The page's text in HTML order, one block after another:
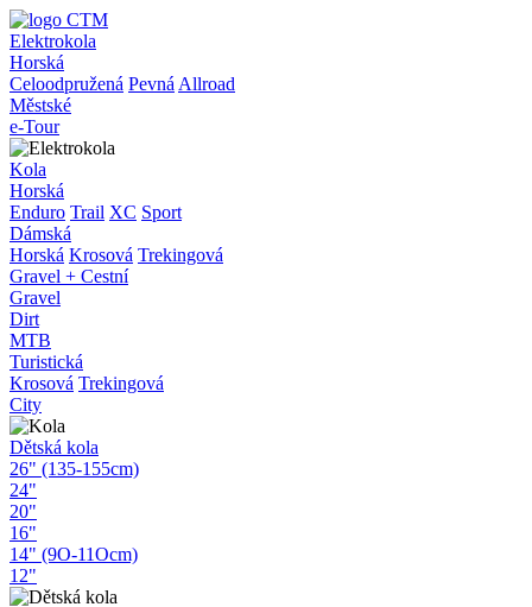
Elektrokola
Horská
Celoodpružená Pevná Allroad
Městské
e-Tour
Kola
Horská
Enduro Trail XC Sport
Dámská
Horská Krosová Trekingová
Gravel + Cestní
Gravel
Dirt
MTB
Turistická
Krosová Trekingová
City
Dětská kola
26" (135-155cm)
24"
20"
16"
14" (9O-11Ocm)
12"